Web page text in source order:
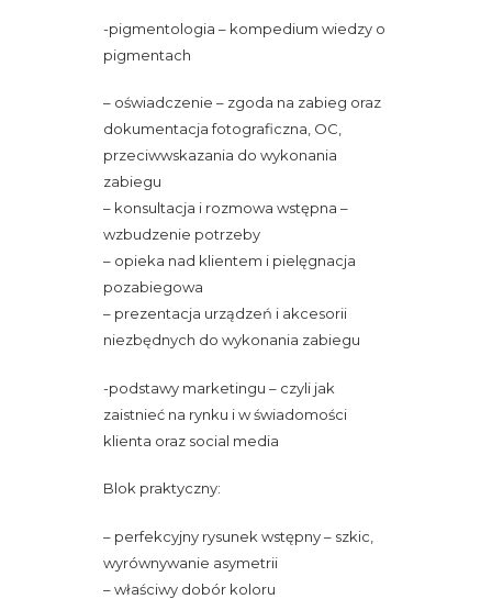
-pigmentologia – kompedium wiedzy o
pigmentach
– oświadczenie – zgoda na zabieg oraz
dokumentacja fotograficzna, OC,
przeciwwskazania do wykonania
zabiegu
– konsultacja i rozmowa wstępna –
wzbudzenie potrzeby
– opieka nad klientem i pielęgnacja
pozabiegowa
– prezentacja urządzeń i akcesorii
niezbędnych do wykonania zabiegu
-podstawy marketingu – czyli jak
zaistnieć na rynku i w świadomości
klienta oraz social media
Blok praktyczny:
– perfekcyjny rysunek wstępny – szkic,
wyrównywanie asymetrii
– właściwy dobór koloru